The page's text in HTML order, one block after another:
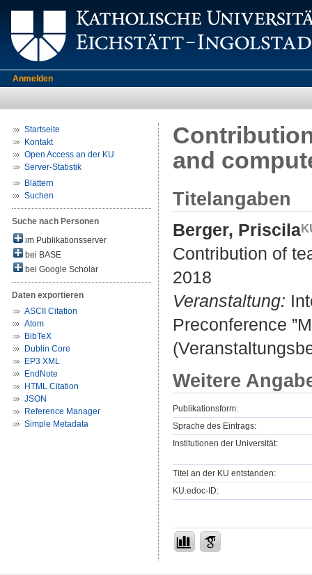
Anmelden
Startseite
Kontakt
Open Access an der KU
Server-Statistik
Blättern
Suchen
Suche nach Personen
im Publikationsserver
bei BASE
bei Google Scholar
Daten exportieren
ASCII Citation
Atom
BibTeX
Dublin Core
EP3 XML
EndNote
HTML Citation
JSON
Reference Manager
Simple Metadata
and
Titelangaben
Berger, Priscila
Contribution of
2018
Veranstaltung:
Preconference
Weitere
Publikationsform:
Sprache des Eintrags:
Institutionen der Universität:
Titel an der KU entstanden:
KU.edoc-ID: